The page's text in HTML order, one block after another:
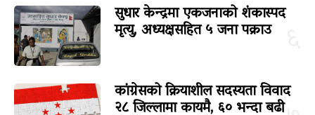
सुधार केन्द्रमा एकजनाको शंकास्पद
मृत्यु, अध्यक्षसहित ५ जना पक्राउ
कांग्रेसको क्रियाशील सदस्यता विवाद
२८ जिल्लामा कायमै, ६० भन्दा बढी